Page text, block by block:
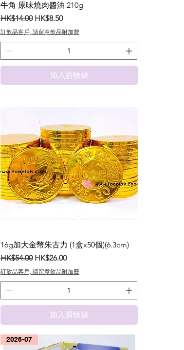
牛角 原味燒肉醬油 210g
一般價格
HK$14.00 促銷價格
HK$8.50
訂飲品客戶, 請留意飲品附加費
加入購物袋
16g加大金幣朱古力 (1盒x50個)(6.3cm)
一般價格
HK$54.00 促銷價格
HK$26.00
訂飲品客戶, 請留意飲品附加費
加入購物袋
2026-07